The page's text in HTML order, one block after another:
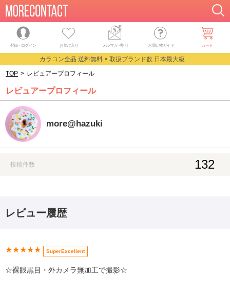
登録・ログイン お気に入り メルマガ・割引 お買い物ガイド カート
カラコン全品 送料無料 × 取扱ブランド数 日本最大級
TOP > レビュアープロフィール
レビュアープロフィール
more@hazuki
投稿件数 132
レビュー履歴
★★★★★ SuperExcellent
☆裸眼黒目・外カメラ無加工で撮影☆